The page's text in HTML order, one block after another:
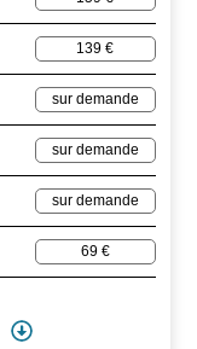
139 €
sur demande
sur demande
sur demande
69 €